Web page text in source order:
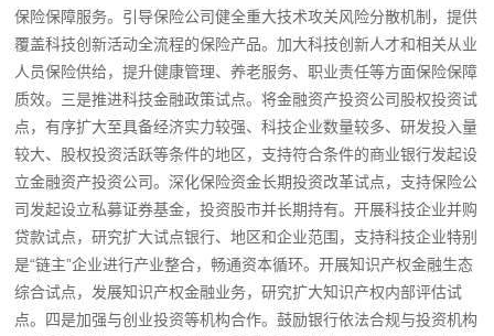
保险保障服务。引导保险公司健全重大技术攻关风险分散机制，提供
覆盖科技创新活动全流程的保险产品。加大科技创新人才和相关从业
人员保险供给，提升健康管理、养老服务、职业责任等方面保险保障
质效。三是推进科技金融政策试点。将金融资产投资公司股权投资试
点，有序扩大至具备经济实力较强、科技企业数量较多、研发投入量
较大、股权投资活跃等条件的地区，支持符合条件的商业银行发起设
立金融资产投资公司。深化保险资金长期投资改革试点，支持保险公
司发起设立私募证券基金，投资股市并长期持有。开展科技企业并购
贷款试点，研究扩大试点银行、地区和企业范围，支持科技企业特别
是“链主”企业进行产业整合，畅通资本循环。开展知识产权金融生态
综合试点，发展知识产权金融业务，研究扩大知识产权内部评估试
点。四是加强与创业投资等机构合作。鼓励银行依法合规与投资机构